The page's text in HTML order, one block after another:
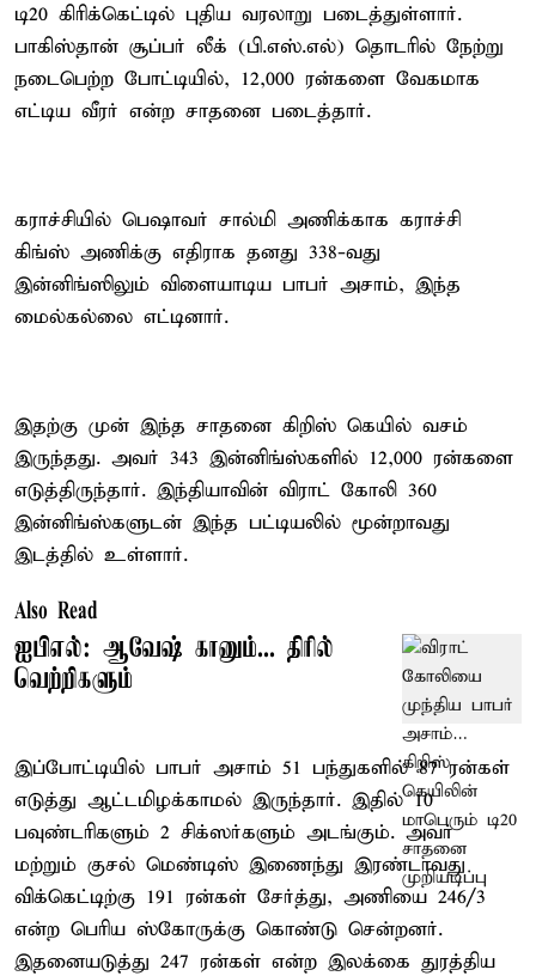
டி20 கிரிக்கெட்டில் புதிய வரலாறு படைத்துள்ளார்.
பாகிஸ்தான் சூப்பர் லீக் (பி.எஸ்.எல்) தொடரில் நேற்று
நடைபெற்ற போட்டியில், 12,000 ரன்களை வேகமாக
எட்டிய வீரர் என்ற சாதனை படைத்தார்.
கராச்சியில் பெஷாவர் சால்மி அணிக்காக கராச்சி
கிங்ஸ் அணிக்கு எதிராக தனது 338-வது
இன்னிங்ஸிலும் விளையாடிய பாபர் அசாம், இந்த
மைல்கல்லை எட்டினார்.
இதற்கு முன் இந்த சாதனை கிறிஸ் கெயில் வசம்
இருந்தது. அவர் 343 இன்னிங்ஸ்களில் 12,000 ரன்களை
எடுத்திருந்தார். இந்தியாவின் விராட் கோலி 360
இன்னிங்ஸ்களுடன் இந்த பட்டியலில் மூன்றாவது
இடத்தில் உள்ளார்.
Also Read
ஐபிஎல்: ஆவேஷ் கானும்... திரில்
வெற்றிகளும்
இப்போட்டியில் பாபர் அசாம் 51 பந்துகளில் 87 ரன்கள்
எடுத்து ஆட்டமிழக்காமல் இருந்தார். இதில் 10
பவுண்டரிகளும் 2 சிக்ஸர்களும் அடங்கும். அவர்
மற்றும் குசல் மெண்டிஸ் இணைந்து இரண்டாவது
விக்கெட்டிற்கு 191 ரன்கள் சேர்த்து, அணியை 246/3
என்ற பெரிய ஸ்கோருக்கு கொண்டு சென்றனர்.
இதனையடுத்து 247 ரன்கள் என்ற இலக்கை துரத்திய